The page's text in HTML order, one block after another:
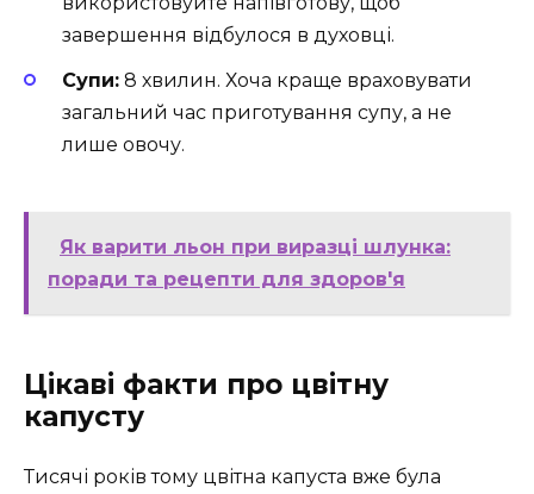
завершення відбулося в духовці.
Супи: 8 хвилин. Хоча краще враховувати
загальний час приготування супу, а не
лише овочу.
Як варити льон при виразці шлунка:
поради та рецепти для здоров'я
Цікаві факти про цвітну
капусту
Тисячі років тому цвітна капуста вже була